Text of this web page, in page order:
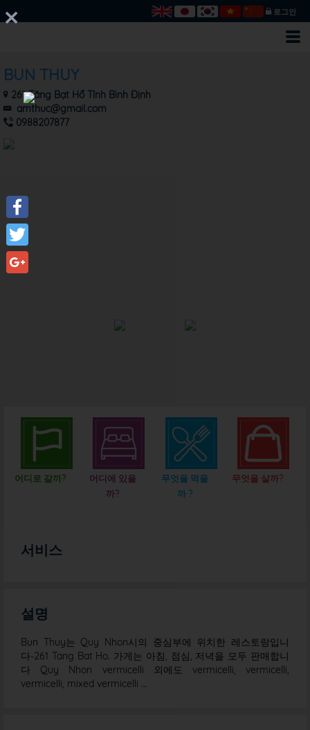
로그인
Facebook
Twitter
BUN THUY
261 Tăng Bạt Hổ Tỉnh Bình Định
amthuc@gmail.com
0988207877
어디로 갈까?
어디에 있을
까?
무엇을 먹을
까 ?
무엇을 살까?
서비스
설명
Bun Thuy는 Quy Nhon시의 중심부에 위치한 레스토랑입니
다-261 Tang Bat Ho. 가게는 아침, 점심, 저녁을 모두 판매합니
다 Quy Nhon vermicelli 외에도 vermicelli, vermicelli,
vermicelli, mixed vermicelli ...